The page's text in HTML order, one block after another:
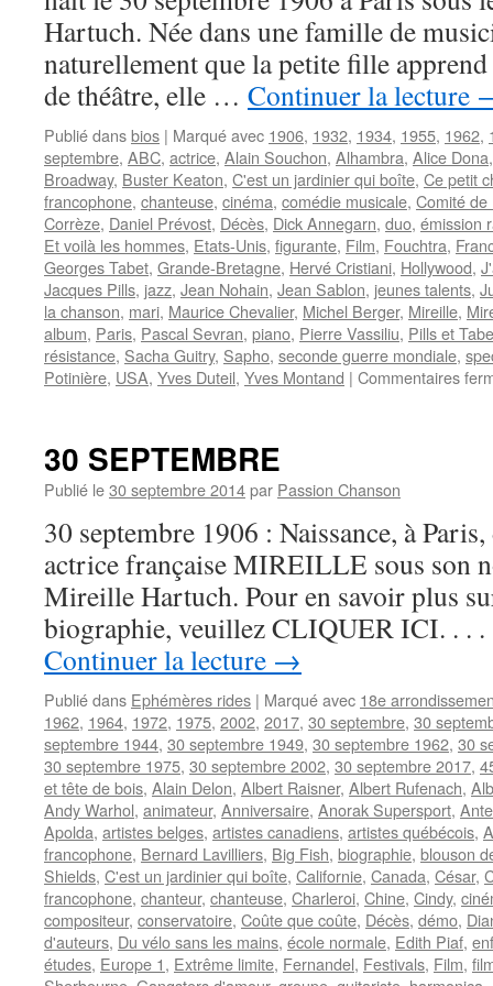
Hartuch. Née dans une famille de
naturellement que la petite fille
de théâtre, elle … Continuer la lecture
Publié dansbios | Marqué avec 1906, 1932, 1934, 1955, 1962,
septembre, ABC, actrice, Alain Souchon, Alhambra, Alice Dona
Broadway, Buster Keaton, C'est un jardinier qui boîte, Ce petit
francophone, chanteuse, cinéma, comédie musicale, Comité
Corrèze, Daniel Prévost, Décès, Dick Annegarn, duo, émission
Et voilà les hommes, Etats-Unis, figurante, Film, Fouchtra,
Georges Tabet, Grande-Bretagne, Hervé Cristiani, Hollywood,
Jacques Pills, jazz, Jean Nohain, Jean Sablon, jeunes talents,
la chanson, mari, Maurice Chevalier, Michel Berger, Mireille,
album, Paris, Pascal Sevran, piano, Pierre Vassiliu, Pills et
résistance, Sacha Guitry, Sapho, seconde guerre mondiale,
Potinière, USA, Yves Duteil, Yves Montand | Commentaires
30 SEPTEMBRE
Publié le30 septembre 2014par Passion Chanson
30 septembre 1906 : Naissance, à
actrice française MIREILLE sous son
Mireille Hartuch. Pour en savoir plus
biographie, veuillez CLIQUER ICI.
Continuer la lecture →
Publié dans Ephémères rides | Marqué avec 18e
1962, 1964, 1972, 1975, 2002, 2017, 30 septembre, 30
septembre 1944, 30 septembre 1949, 30 septembre 1962, 30
30 septembre 1975, 30 septembre 2002, 30 septembre 2017,
et tête de bois, Alain Delon, Albert Raisner, Albert Rufenach,
Andy Warhol, animateur, Anniversaire, Anorak Supersport,
Apolda, artistes belges, artistes canadiens, artistes québécois,
francophone, Bernard Lavilliers, Big Fish, biographie, blouson
Shields, C'est un jardinier qui boîte, Californie, Canada, César,
francophone, chanteur, chanteuse, Charleroi, Chine, Cindy,
compositeur, conservatoire, Coûte que coûte, Décès, démo,
d'auteurs, Du vélo sans les mains, école normale, Edith Piaf,
études, Europe 1, Extrême limite, Fernandel, Festivals, Film,